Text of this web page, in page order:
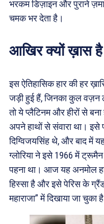
भरकम डिज़ाइन और पुराने
चमक भर देता है।
आखिर क्यों ख़ास है
इस ऐतिहासिक हार की हर
जड़ी हुई हैं, जिनका कुल वज़न
तो ये प्लैटिनम और हीरों से
अपने हाथों से संवारा था। इसे
दिग्विजयसिंह थे, और बाद में यह
ग्लोरिया ने इसे 1966 में
पहना था। आज यह अनमोल
हिस्सा है और इसे पेरिस के
महाराजा” में दिखाया जा चुका